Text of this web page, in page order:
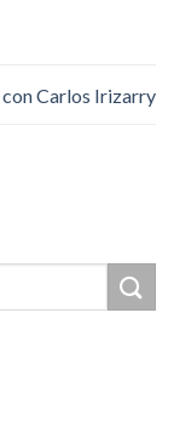
Carlos Irizarry